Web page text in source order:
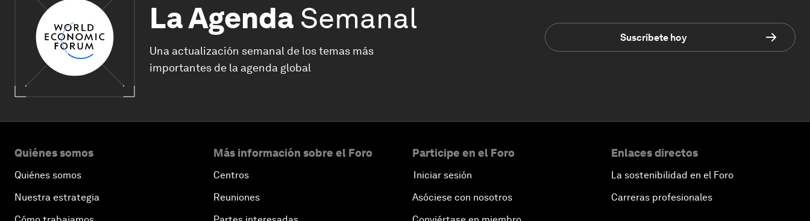
La Agenda Semanal
Una actualización semanal de los temas más
importantes de la agenda global
Suscríbete hoy
Quiénes somos
Quiénes somos
Nuestra estrategia
Más información sobre el Foro
Centros
Reuniones
Participe en el Foro
Iniciar sesión
Asóciese con nosotros
Enlaces directos
La sostenibilidad en el Foro
Carreras profesionales